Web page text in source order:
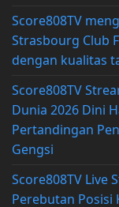
Score808TV
Strasbourg Club
dengan kualitas
Score808TV
Dunia 2026 Dini
Pertandingan
Gengsi
Score808TV Live
Perebutan Posisi